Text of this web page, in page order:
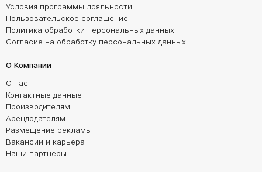
Условия программы лояльности
Пользовательское соглашение
Политика обработки персональных данных
Согласие на обработку персональных данных
О Компании
О нас
Контактные данные
Производителям
Арендодателям
Размещение рекламы
Вакансии и карьера
Наши партнеры